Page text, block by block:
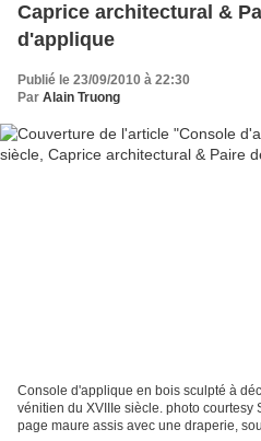
Caprice architectural &
d'applique
Publié le 23/09/2010 à 22:30
Par Alain Truong
Console d'applique en bois sculpté à
vénitien du XVIIIe siècle. photo courtesy
page maure assis avec une draperie,